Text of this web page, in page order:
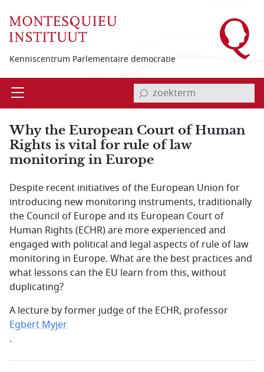
Kenniscentrum Parlementaire democratie
Open invoerveld zoekterm
Why the European Court of Human
Rights is vital for rule of law
monitoring in Europe
Despite recent initiatives of the European Union for
introducing new monitoring instruments, traditionally
the Council of Europe and its European Court of
Human Rights (ECHR) are more experienced and
engaged with political and legal aspects of rule of law
monitoring in Europe. What are the best practices and
what lessons can the EU learn from this, without
duplicating?
A lecture by former judge of the ECHR, professor
Egbert Myjer
.